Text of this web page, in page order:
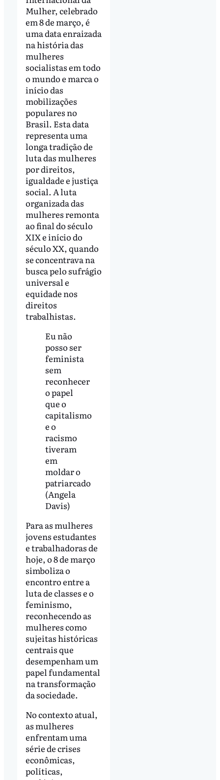
Mulher, celebrado
em 8 de março, é
uma data enraizada
na história das
mulheres
socialistas em todo
o mundo e marca o
início das
mobilizações
populares no
Brasil. Esta data
representa uma
longa tradição de
luta das mulheres
por direitos,
igualdade e justiça
social. A luta
organizada das
mulheres remonta
ao final do século
XIX e início do
século XX, quando
se concentrava na
busca pelo sufrágio
universal e
equidade nos
direitos
trabalhistas.
Eu não
posso ser
feminista
sem
reconhecer
o papel
que o
capitalismo
e o
racismo
tiveram
em
moldar o
patriarcado
(Angela
Davis)
Para as mulheres
jovens estudantes
e trabalhadoras de
hoje, o 8 de março
simboliza o
encontro entre a
luta de classes e o
feminismo,
reconhecendo as
mulheres como
sujeitas históricas
centrais que
desempenham um
papel fundamental
na transformação
da sociedade.
No contexto atual,
as mulheres
enfrentam uma
série de crises
econômicas,
políticas,